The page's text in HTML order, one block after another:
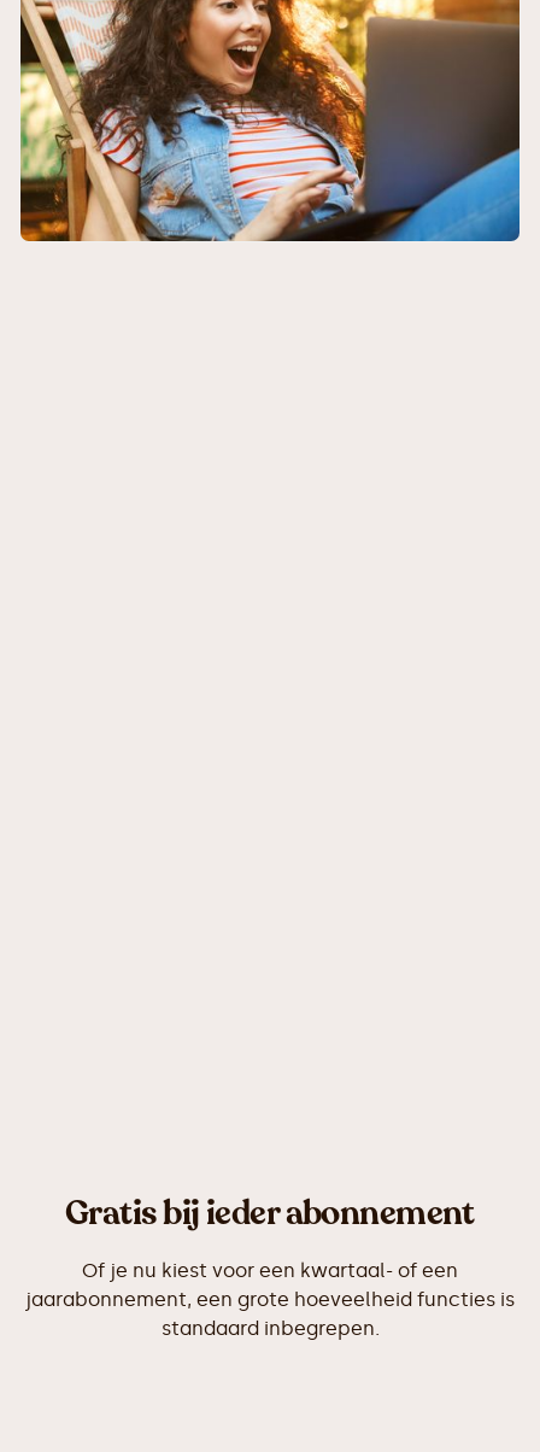
Gratis bij ieder abonnement
Of je nu kiest voor een kwartaal- of een
jaarabonnement, een grote hoeveelheid functies is
standaard inbegrepen.